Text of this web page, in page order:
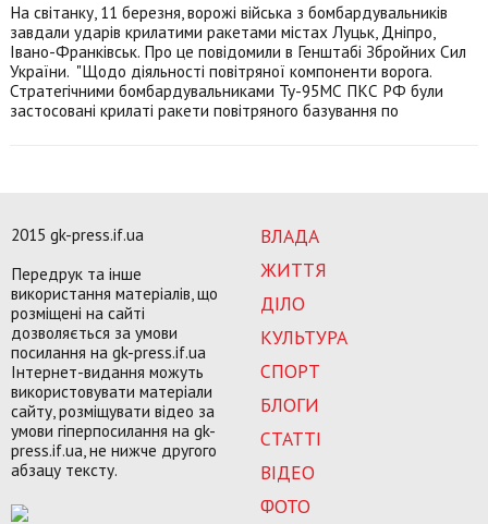
На світанку, 11 березня, ворожі війська з бомбардувальників
завдали ударів крилатими ракетами містах Луцьк, Дніпро,
Івано-Франківськ. Про це повідомили в Генштабі Збройних Сил
України. "Щодо діяльності повітряної компоненти ворога.
Стратегічними бомбардувальниками Ту-95МС ПКС РФ були
застосовані крилаті ракети повітряного базування по
ВЛАДА
ЖИТТЯ
ДІЛО
КУЛЬТУРА
СПОРТ
БЛОГИ
СТАТТІ
ВІДЕО
ФОТО
2015 gk-press.if.ua
Передрук та інше
використання матеріалів, що
розміщені на сайті
дозволяється за умови
посилання на gk-press.if.ua
Інтернет-видання можуть
використовувати матеріали
сайту, розміщувати відео за
умови гіперпосилання на gk-
press.if.ua, не нижче другого
абзацу тексту.